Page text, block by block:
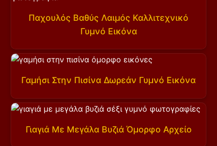
Παχουλός Βαθύς Λαιμός Καλλιτεχνικό
Γυμνό Εικόνα
Γαμήσι Στην Πισίνα Δωρεάν Γυμνό Εικόνα
Γιαγιά Με Μεγάλα Βυζιά Όμορφο Αρχείο